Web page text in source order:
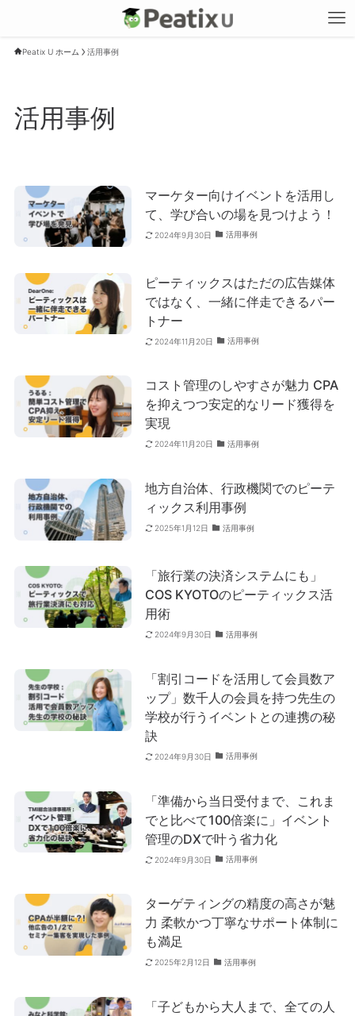
Peatix U ホーム 活用事例
活用事例
マーケター向けイベントを活用し
て、学び合いの場を見つけよう！
2024年9月30日 活用事例
ピーティックスはただの広告媒体
ではなく、一緒に伴走できるパー
トナー
2024年11月20日 活用事例
コスト管理のしやすさが魅力 CPA
を抑えつつ安定的なリード獲得を
実現
2024年11月20日 活用事例
地方自治体、行政機関でのピーテ
ィックス利用事例
2025年1月12日 活用事例
「旅行業の決済システムにも」
COS KYOTOのピーティックス活
用術
2024年9月30日 活用事例
「割引コードを活用して会員数ア
ップ」数千人の会員を持つ先生の
学校が行うイベントとの連携の秘
訣
2024年9月30日 活用事例
「準備から当日受付まで、これま
でと比べて100倍楽に」イベント
管理のDXで叶う省力化
2024年9月30日 活用事例
ターゲティングの精度の高さが魅
力 柔軟かつ丁寧なサポート体制に
も満足
2025年2月12日 活用事例
「子どもから大人まで、全ての人